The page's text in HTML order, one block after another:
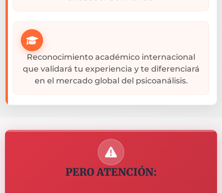
Reconocimiento académico internacional
que validará tu experiencia y te diferenciará
en el mercado global del psicoanálisis.
PERO ATENCIÓN: